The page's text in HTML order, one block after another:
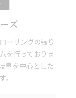
ズ
ーリングの張り
を行っておりま
阜を中心とした
。